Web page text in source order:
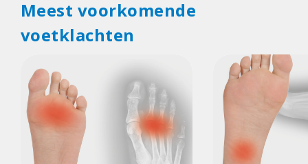
Meest voorkomende
voetklachten